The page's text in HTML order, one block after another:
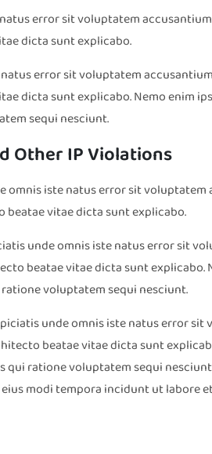
error sit voluptatem
dicta sunt explicabo.
error sit voluptatem
dicta sunt explicabo. Nemo enim
sequi nesciunt.
Other IP Violations
omnis iste natus error sit
vitae dicta sunt explicabo.
unde omnis iste natus error sit
beatae vitae dicta sunt
voluptatem sequi nesciunt.
unde omnis iste natus error
beatae vitae dicta sunt
ratione voluptatem sequi
modi tempora incidunt ut labore